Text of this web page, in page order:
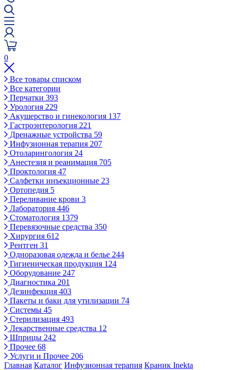
0
Все товары списком
Все категории
Перчатки 393
Урология 229
Акушерство и гинекология 137
Гастроэнтерология 221
Дренажные устройства 59
Инфузионная терапия 207
Отоларингология 24
Анестезия и реанимация 705
Проктология 47
Салфетки инъекционные 23
Ортопедия 5
Переливание крови 3
Лаборатория 446
Стоматология 1379
Перевязочные средства 350
Хирургия 612
Рентген 31
Одноразовая одежда и белье 244
Гигиеническая продукция 124
Оборудование 247
Диагностика 201
Дезинфекция 403
Пакеты и баки для утилизации 74
Системы 45
Стерилизация 493
Лекарственные средства 12
Шприцы 242
Прочее 68
Услуги и Прочее 206
Главная Каталог Инфузионная терапия Краник Inekta